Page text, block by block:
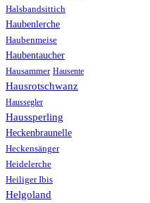
Halsbandsittich
Haubenlerche
Haubenmeise
Haubentaucher
Hausammer Hausente
Hausrotschwanz
Haussegler
Haussperling
Heckenbraunelle
Heckensänger
Heidelerche
Heiliger Ibis
Helgoland